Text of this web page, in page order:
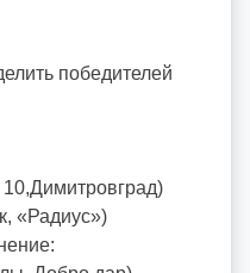
победителей
«Радиус»)